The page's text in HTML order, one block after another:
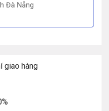
Đà Nẵng
giao hàng